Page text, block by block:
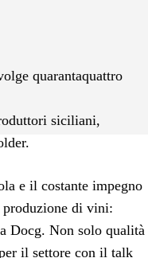
quarantaquattro
siciliani,
e il costante impegno
produzione di vini:
Docg. Non solo qualità
il settore con il talk